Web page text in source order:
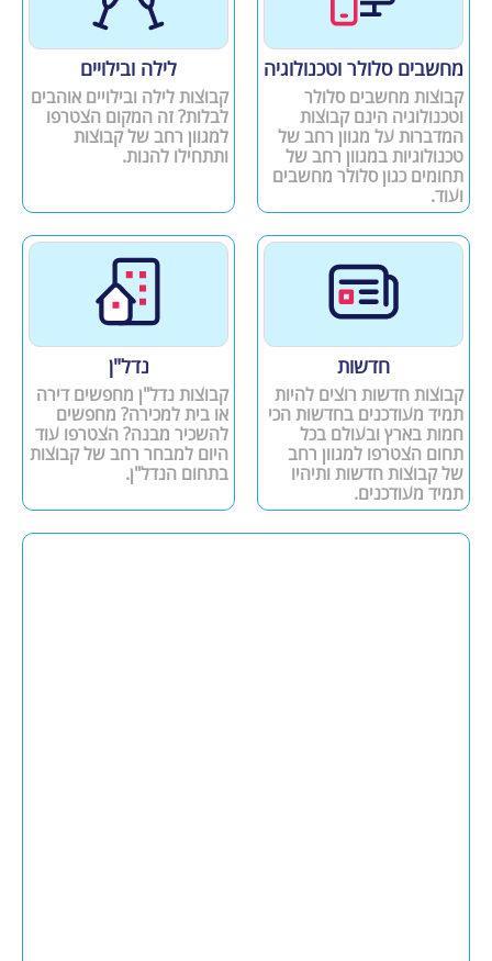
מחשבים סלולר וטכנולוגיה
קבוצות מחשבים סלולר
וטכנולוגיה הינם קבוצות
המדברות על מגוון רחב של
טכנולוגיות במגוון רחב של
תחומים כגון סלולר מחשבים
ועוד.
לילה ובילויים
קבוצות לילה ובילויים אוהבים
לבלות? זה המקום הצטרפו
למגוון רחב של קבוצות
ותתחילו להנות.
חדשות
קבוצות חדשות רוצים להיות
תמיד מעודכנים בחדשות הכי
חמות בארץ ובעולם בכל
תחום הצטרפו למגוון רחב
של קבוצות חדשות ותיהיו
תמיד מעודכנים.
נדל"ן
קבוצות נדל"ן מחפשים דירה
או בית למכירה? מחפשים
להשכיר מבנה? הצטרפו עוד
היום למבחר רחב של קבוצות
בתחום הנדל"ן.